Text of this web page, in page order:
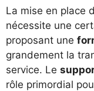
La mise en place
nécessite une
proposant une
grandement la
service. Le
rôle primordial